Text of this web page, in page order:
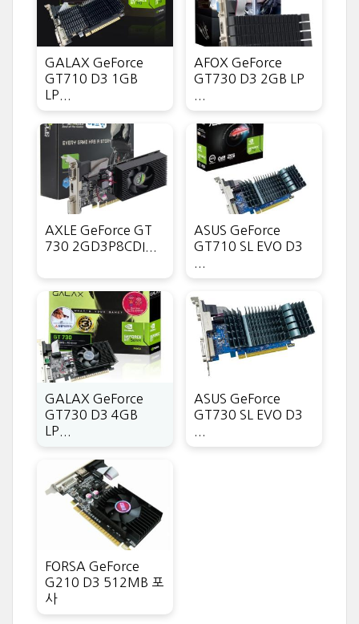
GALAX GeForce
GT710 D3 1GB
LP...
AFOX GeForce
GT730 D3 2GB LP
AXLE GeForce GT
730 2GD3P8CDI...
ASUS GeForce
GT710 SL EVO D3
GALAX GeForce
GT730 D3 4GB
LP...
ASUS GeForce
GT730 SL EVO D3
FORSA GeForce
G210 D3 512MB 포
사